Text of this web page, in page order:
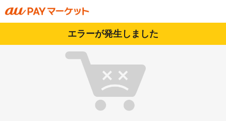
エラーが発生しました